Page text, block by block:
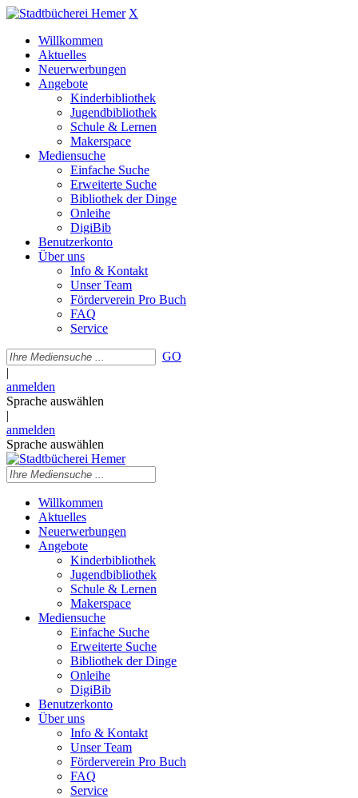
X
Willkommen
Aktuelles
Neuerwerbungen
Angebote
Kinderbibliothek
Jugendbibliothek
Schule & Lernen
Makerspace
Mediensuche
Einfache Suche
Erweiterte Suche
Bibliothek der Dinge
Onleihe
DigiBib
Benutzerkonto
Über uns
Info & Kontakt
Unser Team
Förderverein Pro Buch
FAQ
Service
GO
|
anmelden
Sprache auswählen
|
anmelden
Sprache auswählen
Willkommen
Aktuelles
Neuerwerbungen
Angebote
Kinderbibliothek
Jugendbibliothek
Schule & Lernen
Makerspace
Mediensuche
Einfache Suche
Erweiterte Suche
Bibliothek der Dinge
Onleihe
DigiBib
Benutzerkonto
Über uns
Info & Kontakt
Unser Team
Förderverein Pro Buch
FAQ
Service